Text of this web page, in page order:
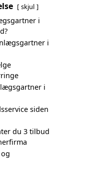
skjul
i
i
i
siden
du 3 tilbud